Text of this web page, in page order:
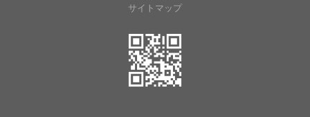
サイトマップ